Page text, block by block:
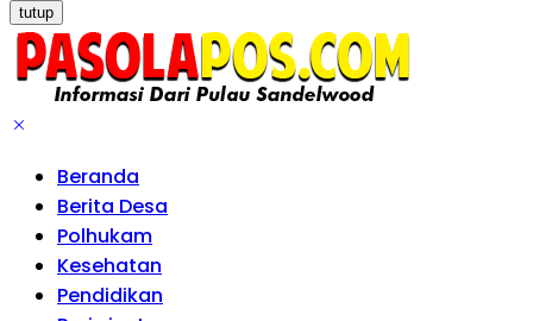
tutup
Beranda
Berita Desa
Polhukam
Kesehatan
Pendidikan